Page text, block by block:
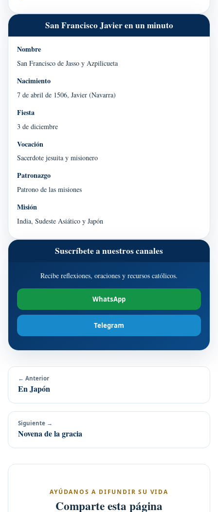
San Francisco Javier en un minuto
Nombre
San Francisco de Jasso y Azpilicueta
Nacimiento
7 de abril de 1506, Javier (Navarra)
Fiesta
3 de diciembre
Vocación
Sacerdote jesuita y misionero
Patronazgo
Patrono de las misiones
Misión
India, Sudeste Asiático y Japón
Suscríbete a nuestros canales
Recibe reflexiones, oraciones y recursos católicos.
WhatsApp
Telegram
← Anterior
En Japón
Siguiente →
Novena de la gracia
AYÚDANOS A DIFUNDIR SU VIDA
Comparte esta página